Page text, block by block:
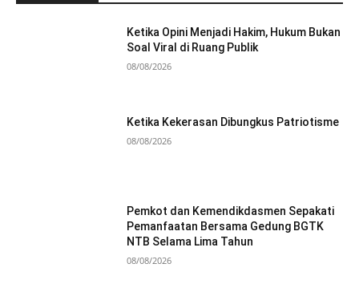
Ketika Opini Menjadi Hakim, Hukum Bukan
Soal Viral di Ruang Publik
08/08/2026
Ketika Kekerasan Dibungkus Patriotisme
08/08/2026
Pemkot dan Kemendikdasmen Sepakati
Pemanfaatan Bersama Gedung BGTK
NTB Selama Lima Tahun
08/08/2026